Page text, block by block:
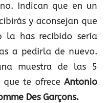
Indican que en un
y aconsejan que
la has recibido sería
a pedirla de nuevo.
muestra de las 5
que te ofrece Antonio
Des Garçons.